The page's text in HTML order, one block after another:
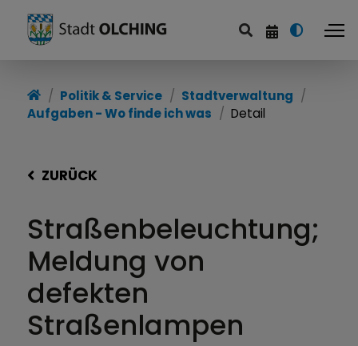
Politik & Service
Stadtverwaltung
Aufgaben - Wo finde ich was
Detail
ZURÜCK
Straßenbeleuchtung;
Meldung von
defekten
Straßenlampen